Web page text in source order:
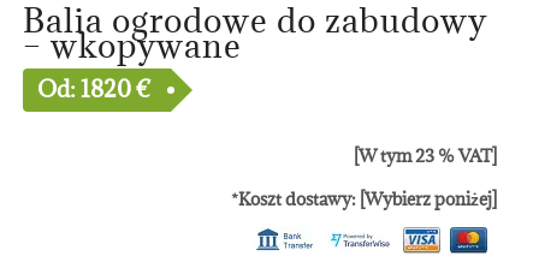
Balia ogrodowe do zabudowy
– wkopywane
Od:1820€
[W tym 23 % VAT]
*Koszt dostawy: [Wybierz poniżej]